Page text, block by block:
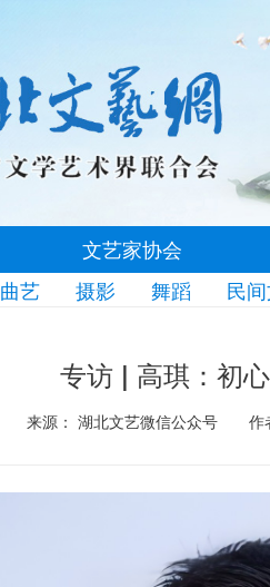
文艺家协会
曲艺 摄影 舞蹈 民
专访 | 高琪：初
来源： 湖北文艺微信公众号 作